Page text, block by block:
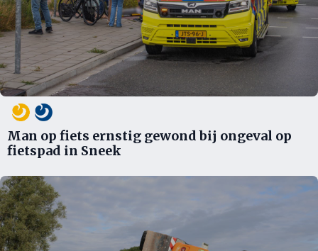
Man op fiets ernstig gewond bij ongeval op
fietspad in Sneek